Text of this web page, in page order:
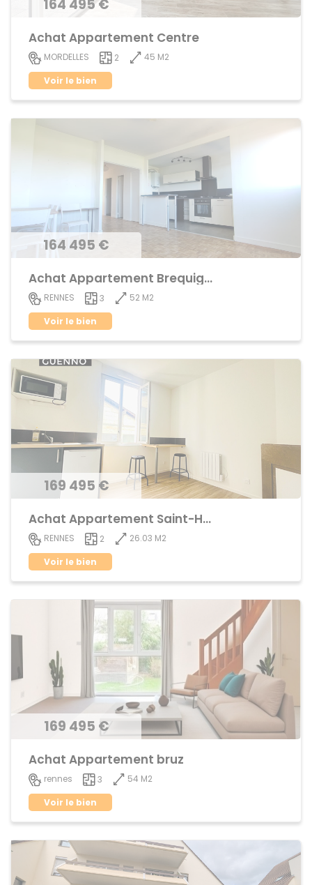
164 495 €
Achat Appartement Centre
MORDELLES 2
45 M2
Voir le bien
164 495 €
Achat Appartement Brequigny
RENNES 3
52 M2
Voir le bien
169 495 €
Achat Appartement Saint-Helier
RENNES 2
26.03 M2
Voir le bien
169 495 €
Achat Appartement bruz
rennes 3
54 M2
Voir le bien